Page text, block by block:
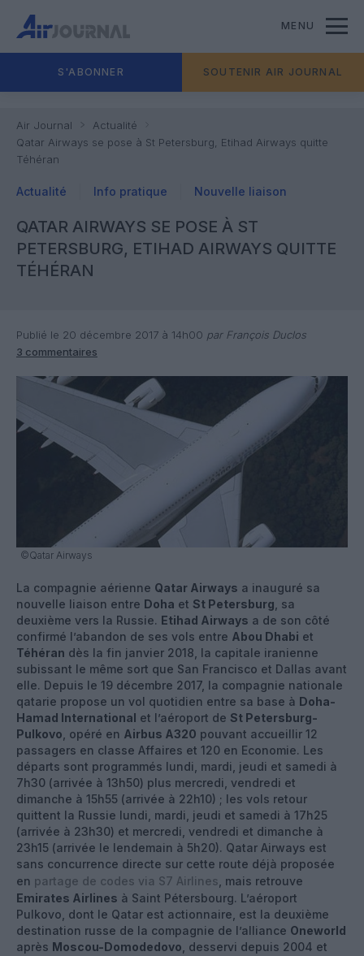
MENU
S'ABONNER SOUTENIR AIR JOURNAL
Air Journal
Actualité
Qatar Airways se pose à St Petersburg, Etihad Airways quitte
Téhéran
Actualité Info pratique Nouvelle liaison
QATAR AIRWAYS SE POSE À ST
PETERSBURG, ETIHAD AIRWAYS QUITTE
TÉHÉRAN
Publié le 20 décembre 2017 à 14h00 par François Duclos
3 commentaires
©Qatar Airways
La compagnie aérienne Qatar Airways a inauguré sa
nouvelle liaison entre Doha et St Petersburg , sa
deuxième vers la Russie. Etihad Airways a de son côté
confirmé l’abandon de ses vols entre Abou Dhabi et
Téhéran dès la fin janvier 2018, la capitale iranienne
subissant le même sort que San Francisco et Dallas avant
elle. Depuis le 19 décembre 2017, la compagnie nationale
qatarie propose un vol quotidien entre sa base à Doha-
Hamad International et l’aéroport de St Petersburg-
Pulkovo , opéré en Airbus A320 pouvant accueillir 12
passagers en classe Affaires et 120 en Economie. Les
départs sont programmés lundi, mardi, jeudi et samedi à
7h30 (arrivée à 13h50) plus mercredi, vendredi et
dimanche à 15h55 (arrivée à 22h10) ; les vols retour
quittent la Russie lundi, mardi, jeudi et samedi à 17h25
(arrivée à 23h30) et mercredi, vendredi et dimanche à
23h15 (arrivée le lendemain à 5h20). Qatar Airways est
sans concurrence directe sur cette route déjà proposée
en partage de codes via S7 Airlines , mais retrouve
Emirates Airlines à Saint Pétersbourg. L’aéroport
Pulkovo, dont le Qatar est actionnaire, est la deuxième
destination russe de la compagnie de l’alliance Oneworld
après Moscou-Domodedovo , desservi depuis 2004 et